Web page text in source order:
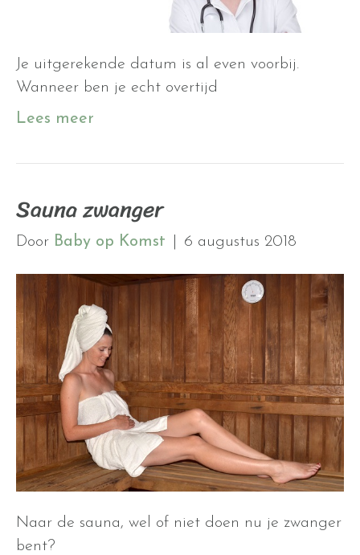
Je uitgerekende datum is al even voorbij.
Wanneer ben je echt overtijd
Lees meer
Sauna zwanger
Door Baby op Komst 6 augustus 2018
Naar de sauna, wel of niet doen nu je zwanger
bent?